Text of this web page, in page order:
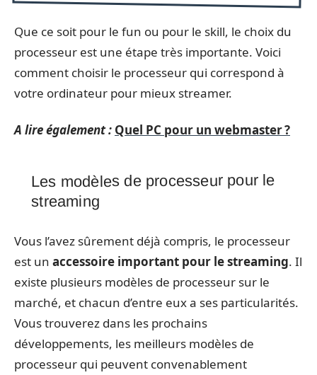
Que ce soit pour le fun ou pour le skill, le choix du
processeur est une étape très importante. Voici
comment choisir le processeur qui correspond à
votre ordinateur pour mieux streamer.
A lire également : Quel PC pour un webmaster ?
Les modèles de processeur pour le
streaming
Vous l’avez sûrement déjà compris, le processeur
est un accessoire important pour le streaming. Il
existe plusieurs modèles de processeur sur le
marché, et chacun d’entre eux a ses particularités.
Vous trouverez dans les prochains
développements, les meilleurs modèles de
processeur qui peuvent convenablement